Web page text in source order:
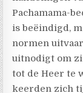
Pachamama-
is beëindigd,
normen
uitnodigt om
tot de Heer te
keerden zich